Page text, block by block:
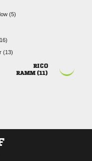



 